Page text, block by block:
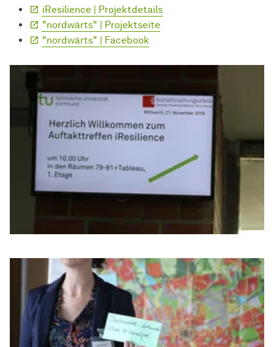
iResilience | Projektdetails
"nordwärts" | Projektseite
"nordwärts" | Facebook